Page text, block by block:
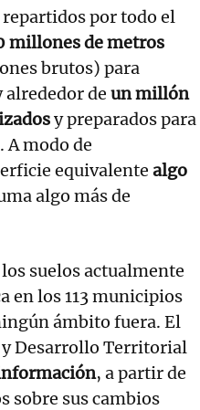
repartidos por todo el
millones de metros
brutos) para
alrededor deun millón
y preparados para
A modo de
equivalente algo
algo más de
suelos actualmente
en los 113 municipios
ámbito fuera. El
Desarrollo Territorial
, a partir de
sobre sus cambios